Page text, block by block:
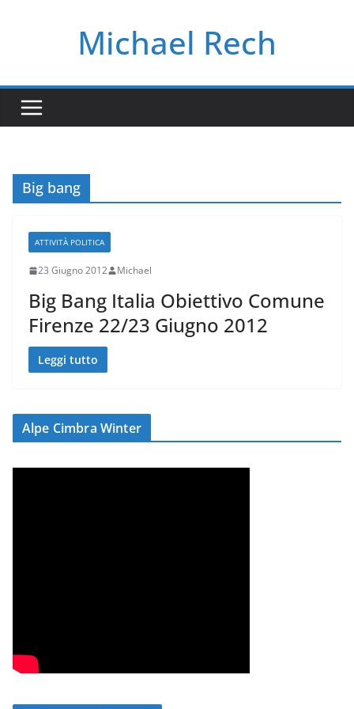
Michael Rech
Big bang
ATTIVITÀ POLITICA
23 Giugno 2012 Michael
Big Bang Italia Obiettivo Comune
Firenze 22/23 Giugno 2012
Leggi tutto
Alpe Cimbra Winter